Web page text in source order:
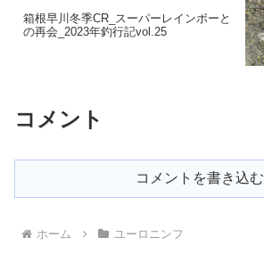
箱根早川冬季CR_スーパーレインボーと
の再会_2023年釣行記vol.25
コメント
コメントを書き込む
ホーム ユーロニンフ